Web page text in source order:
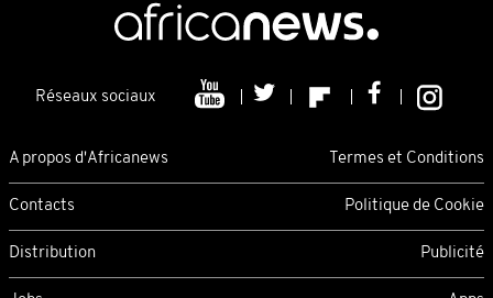
Réseaux sociaux
A propos d'Africanews Termes et Conditions
Contacts Politique de Cookie
Distribution Publicité